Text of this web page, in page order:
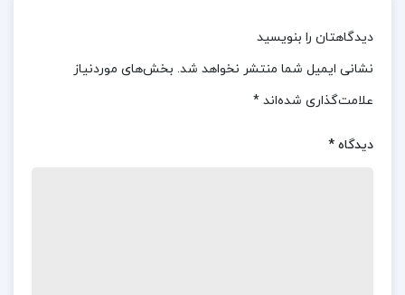
بخش اول : دهم
بخش دوم : یازدهم
دیدگاهتان را بنویسید
نشانی ایمیل شما منتشر نخواهد شد. بخش‌های موردنیاز
علامت‌گذاری شده‌اند *
دیدگاه *